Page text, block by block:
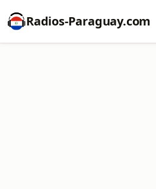
Radios-Paraguay.com